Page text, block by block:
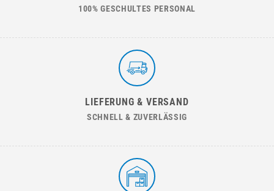
100% GESCHULTES PERSONAL
LIEFERUNG & VERSAND
SCHNELL & ZUVERLÄSSIG